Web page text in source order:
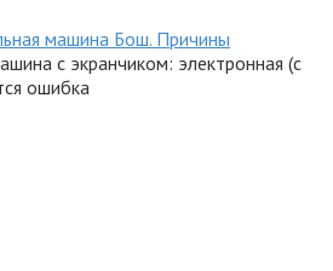
машина Бош. Причины
с экранчиком: электронная (с
ошибка